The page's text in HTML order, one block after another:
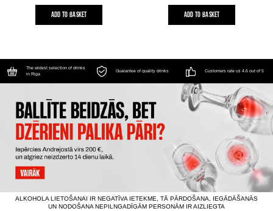
ADD TO BASKET ADD TO BASKET
The widest selection of drinks
in Riga
Guarantee of quality drinks Customers rate us 4.6 out of 5
ALKOHOLA LIETOŠANAI IR NEGATĪVA IETEKME, TĀ PĀRDOŠANA, IEGĀDĀŠANĀS
UN NODOŠANA NEPILNGADĪGĀM PERSONĀM IR AIZLIEGTA